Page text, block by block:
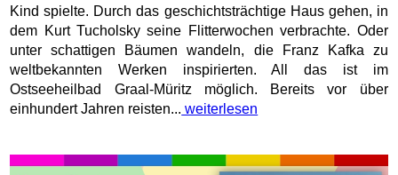
Kind spielte. Durch das geschichtsträchtige Haus gehen, in
dem Kurt Tucholsky seine Flitterwochen verbrachte. Oder
unter schattigen Bäumen wandeln, die Franz Kafka zu
weltbekannten Werken inspirierten. All das ist im
Ostseeheilbad Graal-Müritz möglich. Bereits vor über
einhundert Jahren reisten... weiterlesen